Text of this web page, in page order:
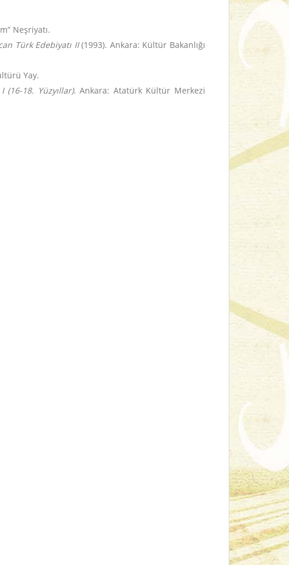
Neşriyatı.
Türk Edebiyatı II(1993). Ankara: Kültür Bakanlığı
Yay.
(16-18. Yüzyıllar). Ankara: Atatürk Kültür Merkezi